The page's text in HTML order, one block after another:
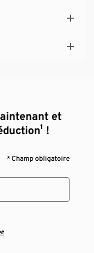
et
!
* Champ obligatoire